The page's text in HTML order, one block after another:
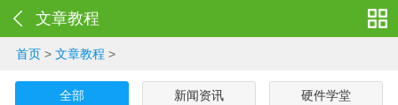
文章教程
首页> 文章教程 >
全部 新闻资讯 硬件学堂